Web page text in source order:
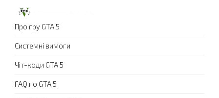
Про гру GTA 5
Системні вимоги
Чіт-коди GTA 5
FAQ по GTA 5